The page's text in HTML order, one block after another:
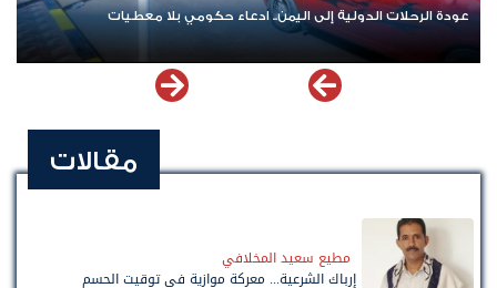
عودة الرحلات الدولية إلى اليمن.. ادعاء حكومي بلا معطيات
مقالات
مطيع سعيد المخلافي
إرباك الشرعية... معركة موازية في توقيت الحسم